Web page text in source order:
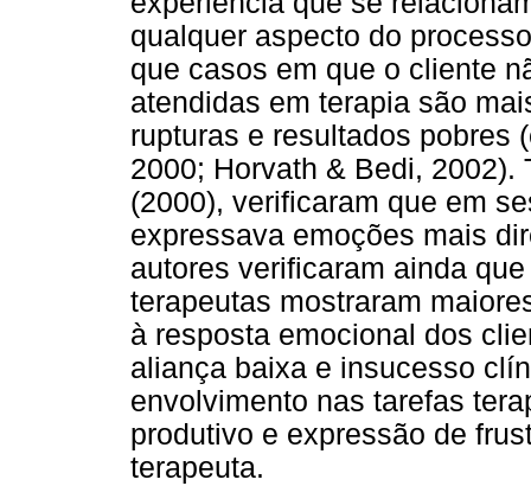
qualquer aspecto do
que casos em que o cliente
atendidas em terapia são
rupturas e resultados pobres
2000; Horvath & Bedi, 2002).
(2000), verificaram que em
expressava emoções mais
autores verificaram ainda
terapeutas mostraram
à resposta emocional dos
aliança baixa e insucesso
envolvimento nas tarefas
produtivo e expressão de
terapeuta.